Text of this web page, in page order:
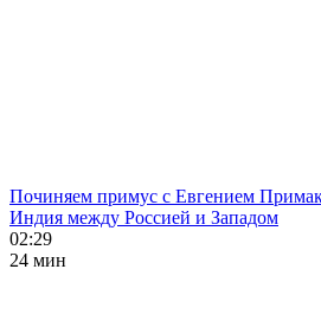
Починяем примус с Евгением
Индия между Россией и Западом
02:29
24 мин